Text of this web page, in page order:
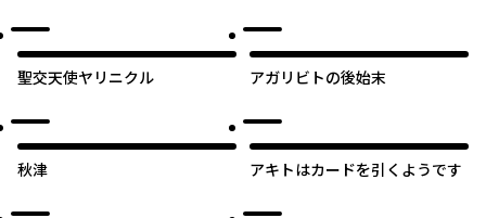
聖交天使ヤリニクル アガリビトの後始末
秋津 アキトはカードを引くようです